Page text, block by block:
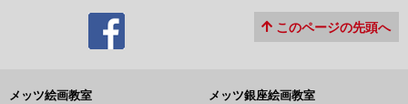
このページの先頭へ
メッツ絵画教室 メッツ銀座絵画教室